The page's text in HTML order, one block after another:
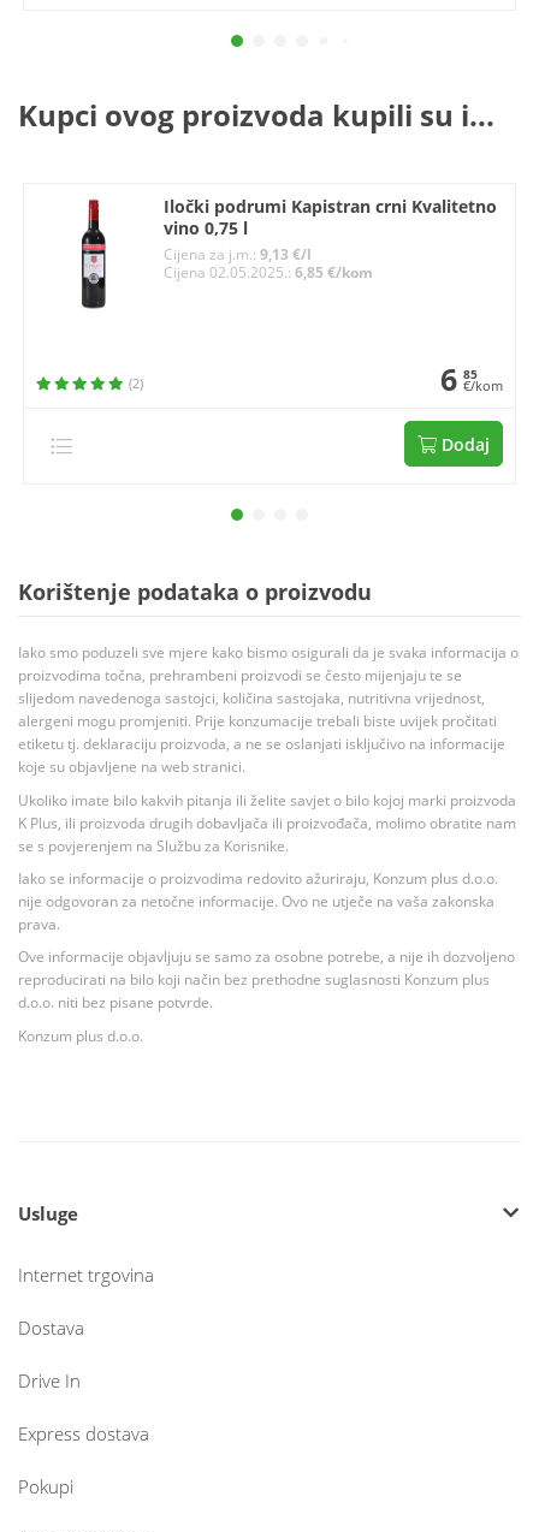
Kupci ovog proizvoda kupili su i...
Iločki podrumi Kapistran crni Kvalitetno
vino 0,75 l
Cijena za j.m.:9,13 €/l
Cijena 02.05.2025.:6,85 €/kom
(2) 6 85
€/kom
Dodaj
Korištenje podataka o proizvodu
Iako smo poduzeli sve mjere kako bismo osigurali da je svaka informacija o
proizvodima točna, prehrambeni proizvodi se često mijenjaju te se
slijedom navedenoga sastojci, količina sastojaka, nutritivna vrijednost,
alergeni mogu promjeniti. Prije konzumacije trebali biste uvijek pročitati
etiketu tj. deklaraciju proizvoda, a ne se oslanjati isključivo na informacije
koje su objavljene na web stranici.
Ukoliko imate bilo kakvih pitanja ili želite savjet o bilo kojoj marki proizvoda
K Plus, ili proizvoda drugih dobavljača ili proizvođača, molimo obratite nam
se s povjerenjem na Službu za Korisnike.
Iako se informacije o proizvodima redovito ažuriraju, Konzum plus d.o.o.
nije odgovoran za netočne informacije. Ovo ne utječe na vaša zakonska
prava.
Ove informacije objavljuju se samo za osobne potrebe, a nije ih dozvoljeno
reproducirati na bilo koji način bez prethodne suglasnosti Konzum plus
d.o.o. niti bez pisane potvrde.
Konzum plus d.o.o.
Usluge
Internet trgovina
Dostava
Drive In
Express dostava
Pokupi